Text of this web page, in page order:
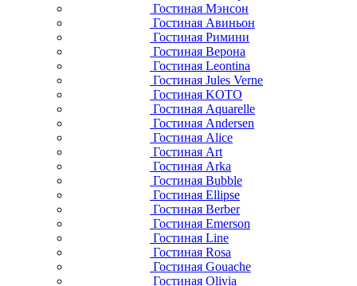
Гостиная Мэнсон
Гостиная Авиньон
Гостиная Римини
Гостиная Верона
Гостиная Leontina
Гостиная Jules Verne
Гостиная KOTO
Гостиная Aquarelle
Гостиная Andersen
Гостиная Alice
Гостиная Art
Гостиная Arka
Гостиная Bubble
Гостиная Ellipse
Гостиная Berber
Гостиная Emerson
Гостиная Line
Гостиная Rosa
Гостиная Gouache
Гостиная Olivia